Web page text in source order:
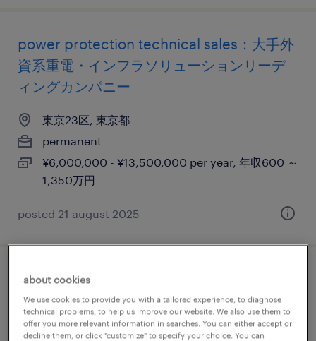
power protection technical sales：大手外
資系重電・インフラソリューションリーデ
ィングカンパニー
東京23区, 東京都
permanent
¥6,000,000 - ¥13,500,000 per year, 年収600 ～
1,350万円
posted 21 august 2025
アカウントエグゼクティブ
東京23区, 東京都
permanent
about cookies
We use cookies to provide you with a tailored experience, to diagnose
technical problems, to help us improve our website. We also use them to
offer you more relevant information in searches. You can either accept or
decline them, or click "customize" to specify your choice. You can